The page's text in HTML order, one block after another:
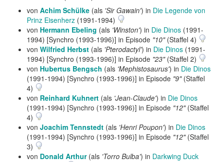
von Achim Schülke (als 'Sir Gawain') in Die Legende von
Prinz Eisenherz (1991-1994)
von Hermann Ebeling (als 'Winston') in Die Dinos (1991-
1994) [Synchro (1993-1996)] in Episode "10"(Staffel 4)
von Wilfried Herbst (als 'Pterodactyl') in Die Dinos (1991-
1994) [Synchro (1993-1996)] in Episode "23"(Staffel 2)
von Hubertus Bengsch (als 'Mephistosaurus') in Die Dinos
(1991-1994) [Synchro (1993-1996)] in Episode "9"(Staffel
4)
von Reinhard Kuhnert (als 'Jean-Claude') in Die Dinos
(1991-1994) [Synchro (1993-1996)] in Episode "12"(Staffel
4)
von Joachim Tennstedt (als 'Henri Poupon') in Die Dinos
(1991-1994) [Synchro (1993-1996)] in Episode "12"(Staffel
3)
von Donald Arthur(als 'Torro Bulba') in Darkwing Duck